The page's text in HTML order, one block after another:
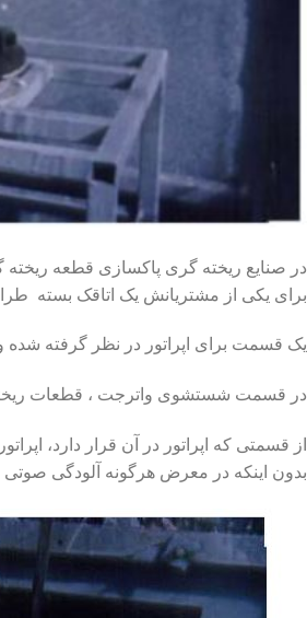
در صنایع ریخته گری پاکسازی قطعه ریخته
برای یکی از مشتریانش یک اتاقک بسته
یک قسمت برای اپراتور در نظر گرفته
در قسمت شستشوی واترجت ، قطعات
از قسمتی که اپراتور در آن قرار دارد،
بدون اینکه در معرض هرگونه آلودگی صوتی